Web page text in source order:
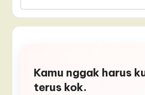
Kamu nggak harus
terus kok.